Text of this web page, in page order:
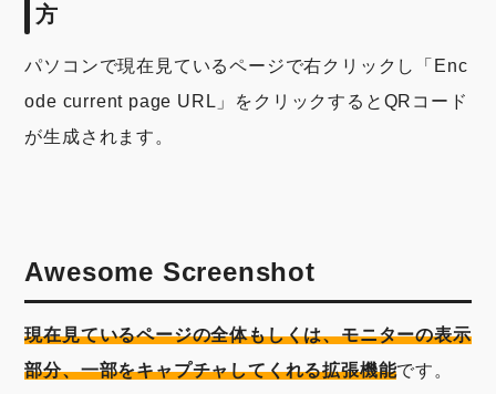
方
パソコンで現在見ているページで右クリックし「Enc
ode current page URL」をクリックするとQRコード
が生成されます。
Awesome Screenshot
現在見ているページの全体もしくは、モニターの表示
部分、一部をキャプチャしてくれる拡張機能です。